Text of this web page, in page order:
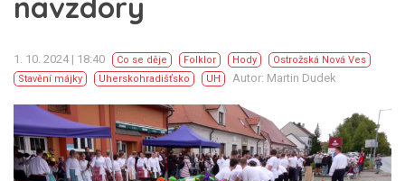
navzdory
1. 10. 2024 | 18:40 Co se děje Folklor Hody
Ostrožská Nová Ves
Stavění májky
Uherskohradišťsko UH Autor: Martin Dudek